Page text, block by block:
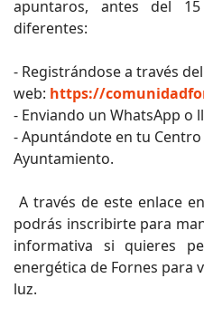
apuntaros, antes del
diferentes:
- Registrándose a través
web: https://
- Enviando un WhatsApp o
- Apuntándote en tu
Ayuntamiento.
A través de este enlace
podrás inscribirte para
informativa si quieres
energética de Fornes para
luz.